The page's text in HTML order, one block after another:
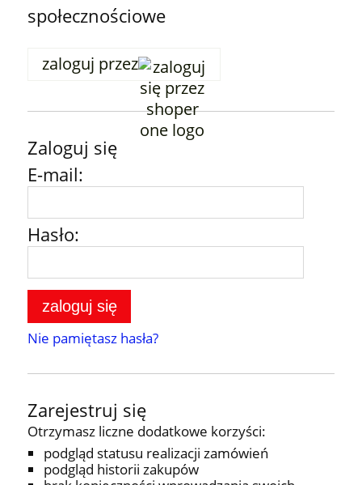
społecznościowe
zaloguj przez
Zaloguj się
E-mail:
Hasło:
zaloguj się
Nie pamiętasz hasła?
Zarejestruj się
Otrzymasz liczne dodatkowe korzyści:
podgląd statusu realizacji zamówień
podgląd historii zakupów